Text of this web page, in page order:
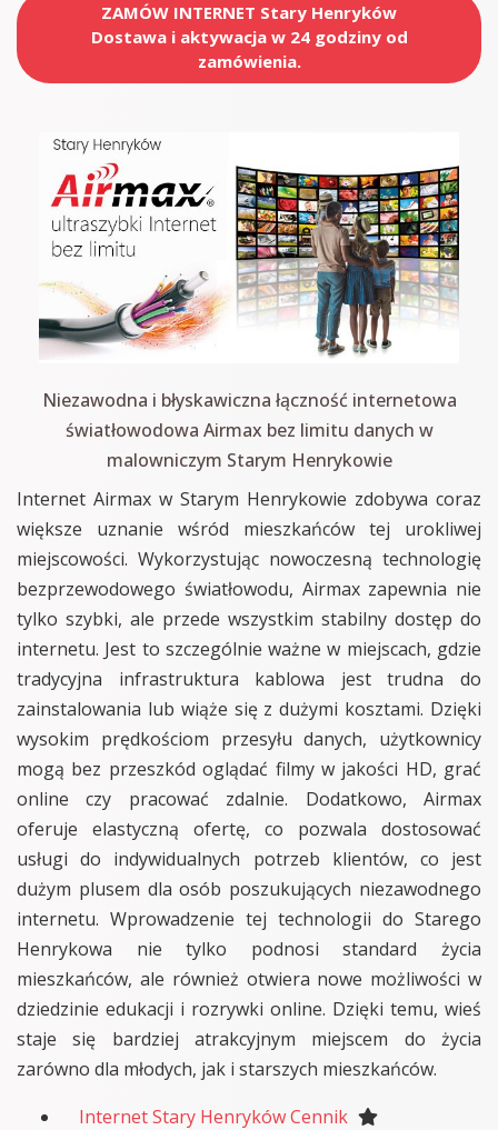
ZAMÓW INTERNET Stary Henryków
Dostawa i aktywacja w 24 godziny od
zamówienia.
Niezawodna i błyskawiczna łączność internetowa
światłowodowa Airmax bez limitu danych w
malowniczym Starym Henrykowie
Internet Airmax w Starym Henrykowie zdobywa coraz
większe uznanie wśród mieszkańców tej urokliwej
miejscowości. Wykorzystując nowoczesną technologię
bezprzewodowego światłowodu, Airmax zapewnia nie
tylko szybki, ale przede wszystkim stabilny dostęp do
internetu. Jest to szczególnie ważne w miejscach, gdzie
tradycyjna infrastruktura kablowa jest trudna do
zainstalowania lub wiąże się z dużymi kosztami. Dzięki
wysokim prędkościom przesyłu danych, użytkownicy
mogą bez przeszkód oglądać filmy w jakości HD, grać
online czy pracować zdalnie. Dodatkowo, Airmax
oferuje elastyczną ofertę, co pozwala dostosować
usługi do indywidualnych potrzeb klientów, co jest
dużym plusem dla osób poszukujących niezawodnego
internetu. Wprowadzenie tej technologii do Starego
Henrykowa nie tylko podnosi standard życia
mieszkańców, ale również otwiera nowe możliwości w
dziedzinie edukacji i rozrywki online. Dzięki temu, wieś
staje się bardziej atrakcyjnym miejscem do życia
zarówno dla młodych, jak i starszych mieszkańców.
Internet Stary Henryków Cennik